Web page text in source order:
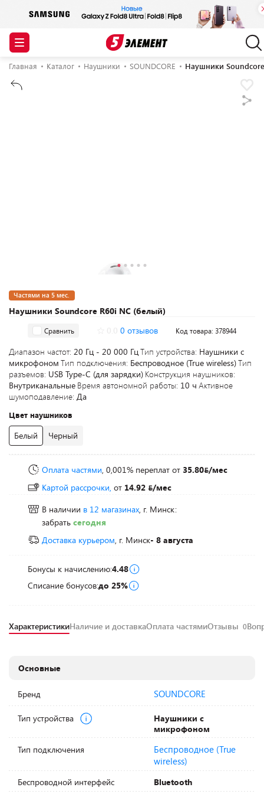
Главная Каталог Наушники SOUNDCORE Наушники
Наушники Soundcore R60i NC (белый)
Частями на 5 мес.
Сравнить 0 отзывов Код товара: 378944
Диапазон частот: 20 Гц - 20 000 ГцТип устройства: Наушники с
микрофоном Тип подключения: Беспроводное (True wireless)Тип
разъемов: USB Type-C (для зарядки) Конструкция наушников:
Внутриканальные Время автономной работы: 10 ч Активное
шумоподавление: Да
Цвет наушников
Белый Черный
Оплата частями, 0,001% переплат от 35.80 /мес
Картой рассрочки, от 14.92
/мес
В наличии в 12 магазинах, г. Минск:
забрать сегодня
Доставка курьером, г. Минск- 8 августа
Бонусы к начислению:4.48
Списание бонусов:до 25%
ХарактеристикиНаличие и доставкаОплата частямиОтзывы 0
Основные
Бренд SOUNDCORE
Тип устройства
Наушники с
микрофоном
Тип подключения
Беспроводное (True
wireless)
Беспроводной интерфейс
Bluetooth